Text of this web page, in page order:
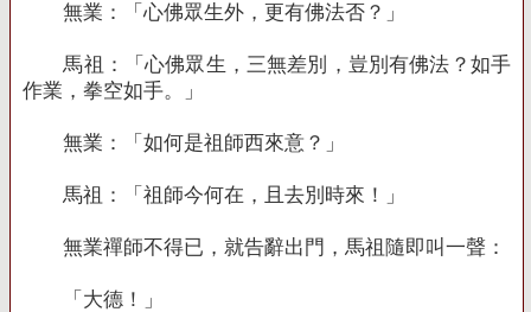
無業：「心佛眾生外，更有佛法否？」
馬祖：「心佛眾生，三無差別，豈別有佛法？如手
作業，拳空如手。」
無業：「如何是祖師西來意？」
馬祖：「祖師今何在，且去別時來！」
無業禪師不得已，就告辭出門，馬祖隨即叫一聲：
「大德！」